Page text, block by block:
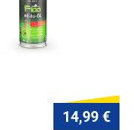
14,99 €